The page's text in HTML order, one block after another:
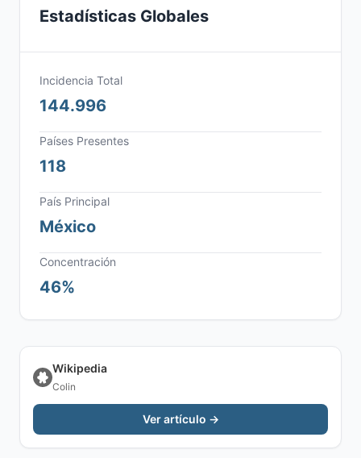
Estadísticas Globales
Incidencia Total
144.996
Países Presentes
118
País Principal
México
Concentración
46%
Wikipedia
Colin
Ver artículo →